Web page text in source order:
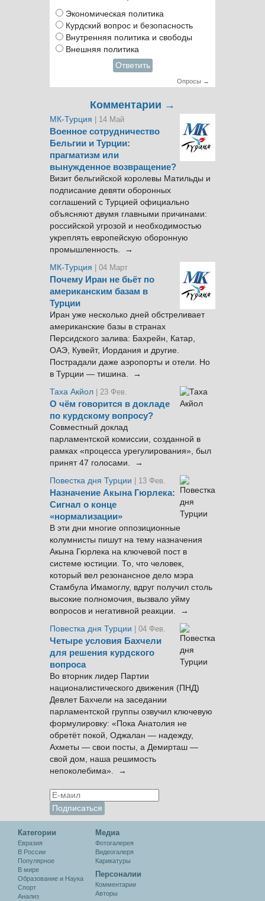
Экономическая политика
Курдский вопрос и безопасность
Внутренняя политика и свободы
Внешняя политика
Ответить
Опросы →
Комментарии →
МК-Турция | 14 Май
Военное сотрудничество
Бельгии и Турции:
прагматизм или
вынужденное возвращение?
Визит бельгийской королевы Матильды и
подписание девяти оборонных
соглашений с Турцией официально
объясняют двумя главными причинами:
российской угрозой и необходимостью
укреплять европейскую оборонную
промышленность. →
МК-Турция
| 04 Март
Почему Иран не бьёт по
американским базам в
Турции
Иран уже несколько дней обстреливает
американские базы в странах
Персидского залива: Бахрейн, Катар,
ОАЭ, Кувейт, Иордания и другие.
Пострадали даже аэропорты и отели. Но
в Турции — тишина. →
Таха Акйол | 23 Фев.
О чём говорится в докладе
по курдскому вопросу?
Совместный доклад
парламентской комиссии, созданной в
рамках «процесса урегулирования», был
принят 47 голосами. →
Повестка дня Турции
| 13 Фев.
Назначение Акына Гюрлека:
Сигнал о конце
«нормализации»
В эти дни многие оппозиционные
колумнисты пишут на тему назначения
Акына Гюрлека на ключевой пост в
системе юстиции. То, что человек,
который вел резонансное дело мэра
Стамбула Имамоглу, вдруг получил столь
высокие полномочия, вызвало уйму
вопросов и негативной реакции. →
Повестка дня Турции
| 04 Фев.
Четыре условия Бахчели
для решения курдского
вопроса
Во вторник лидер Партии
националистического движения (ПНД)
Девлет Бахчели на заседании
парламентской группы озвучил ключевую
формулировку: «Пока Анатолия не
обретёт покой, Оджалан — надежду,
Ахметы — свои посты, а Демирташ —
свой дом, наша решимость
непоколебима». →
Категории
Евразия
В России
Популярное
В мире
Образование и Наука
Спорт
Анализ
Медиа
Фотогалерея
Видеогалеря
Карикатуры
Персоналии
Комментарии
Авторы